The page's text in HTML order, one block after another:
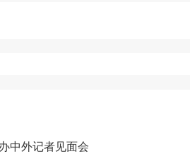
中外记者见面会